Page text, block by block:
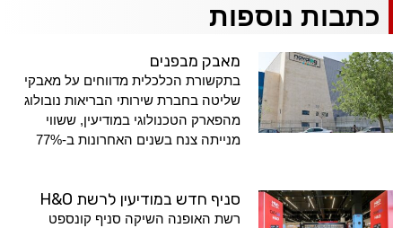
כתבות נוספות
מאבק מבפנים
בתקשורת הכלכלית מדווחים על מאבקי
שליטה בחברת שירותי הבריאות נובולוג
מהפארק הטכנולוגי במודיעין, ששווי
מנייתה צנח בשנים האחרונות ב-77%
סניף חדש במודיעין לרשת H&O
רשת האופנה השיקה סניף קונספט